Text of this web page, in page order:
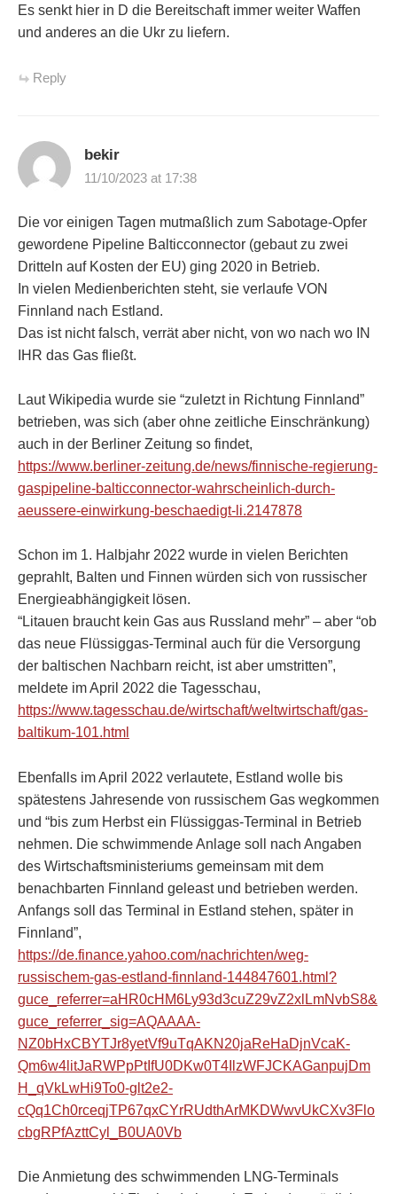
Es senkt hier in D die Bereitschaft immer weiter Waffen
und anderes an die Ukr zu liefern.
Reply
bekir
11/10/2023 at 17:38
Die vor einigen Tagen mutmaßlich zum Sabotage-Opfer
gewordene Pipeline Balticconnector (gebaut zu zwei
Dritteln auf Kosten der EU) ging 2020 in Betrieb.
In vielen Medienberichten steht, sie verlaufe VON
Finnland nach Estland.
Das ist nicht falsch, verrät aber nicht, von wo nach wo IN
IHR das Gas fließt.
Laut Wikipedia wurde sie “zuletzt in Richtung Finnland”
betrieben, was sich (aber ohne zeitliche Einschränkung)
auch in der Berliner Zeitung so findet,
https://www.berliner-zeitung.de/news/finnische-regierung-
gaspipeline-balticconnector-wahrscheinlich-durch-
aeussere-einwirkung-beschaedigt-li.2147878
Schon im 1. Halbjahr 2022 wurde in vielen Berichten
geprahlt, Balten und Finnen würden sich von russischer
Energieabhängigkeit lösen.
“Litauen braucht kein Gas aus Russland mehr” – aber “ob
das neue Flüssiggas-Terminal auch für die Versorgung
der baltischen Nachbarn reicht, ist aber umstritten”,
meldete im April 2022 die Tagesschau,
https://www.tagesschau.de/wirtschaft/weltwirtschaft/gas-
baltikum-101.html
Ebenfalls im April 2022 verlautete, Estland wolle bis
spätestens Jahresende von russischem Gas wegkommen
und “bis zum Herbst ein Flüssiggas-Terminal in Betrieb
nehmen. Die schwimmende Anlage soll nach Angaben
des Wirtschaftsministeriums gemeinsam mit dem
benachbarten Finnland geleast und betrieben werden.
Anfangs soll das Terminal in Estland stehen, später in
Finnland”,
https://de.finance.yahoo.com/nachrichten/weg-
russischem-gas-estland-finnland-144847601.html?
guce_referrer=aHR0cHM6Ly93d3cuZ29vZ2xlLmNvbS8&
guce_referrer_sig=AQAAAA-
NZ0bHxCBYTJr8yetVf9uTqAKN20jaReHaDjnVcaK-
Qm6w4litJaRWPpPtIfU0DKw0T4IlzWFJCKAGanpujDm
H_qVkLwHi9To0-glt2e2-
cQq1Ch0rceqjTP67qxCYrRUdthArMKDWwvUkCXv3Flo
cbgRPfAzttCyl_B0UA0Vb
Die Anmietung des schwimmenden LNG-Terminals